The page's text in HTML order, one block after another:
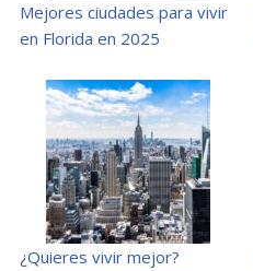
Mejores ciudades para vivir
en Florida en 2025
¿Quieres vivir mejor?